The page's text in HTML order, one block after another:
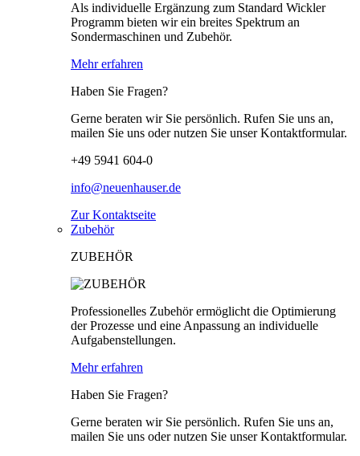
Als individuelle Ergänzung zum Standard Wickler
Programm bieten wir ein breites Spektrum an
Sondermaschinen und Zubehör.
Mehr erfahren
Haben Sie Fragen?
Gerne beraten wir Sie persönlich. Rufen Sie uns an,
mailen Sie uns oder nutzen Sie unser Kontaktformular.
+49 5941 604-0
info@neuenhauser.de
Zur Kontaktseite
Zubehör
ZUBEHÖR
Professionelles Zubehör ermöglicht die Optimierung
der Prozesse und eine Anpassung an individuelle
Aufgabenstellungen.
Mehr erfahren
Haben Sie Fragen?
Gerne beraten wir Sie persönlich. Rufen Sie uns an,
mailen Sie uns oder nutzen Sie unser Kontaktformular.